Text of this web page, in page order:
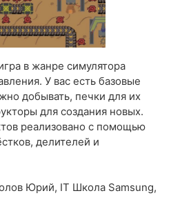
в жанре симулятора
У вас есть базовые
добывать, печки для их
для создания новых.
реализовано с помощью
делителей и
Юрий, IT Школа Samsung,